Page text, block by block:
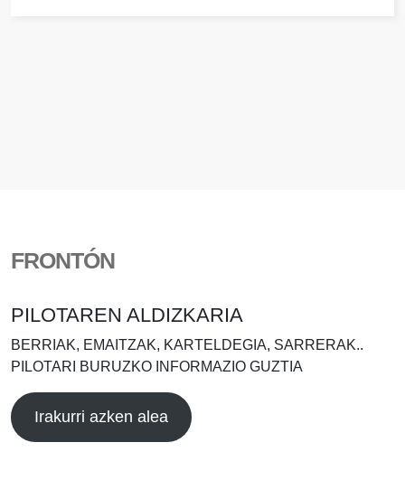
FRONTÓN
PILOTAREN ALDIZKARIA
BERRIAK, EMAITZAK, KARTELDEGIA, SARRERAK..
PILOTARI BURUZKO INFORMAZIO GUZTIA
Irakurri azken alea